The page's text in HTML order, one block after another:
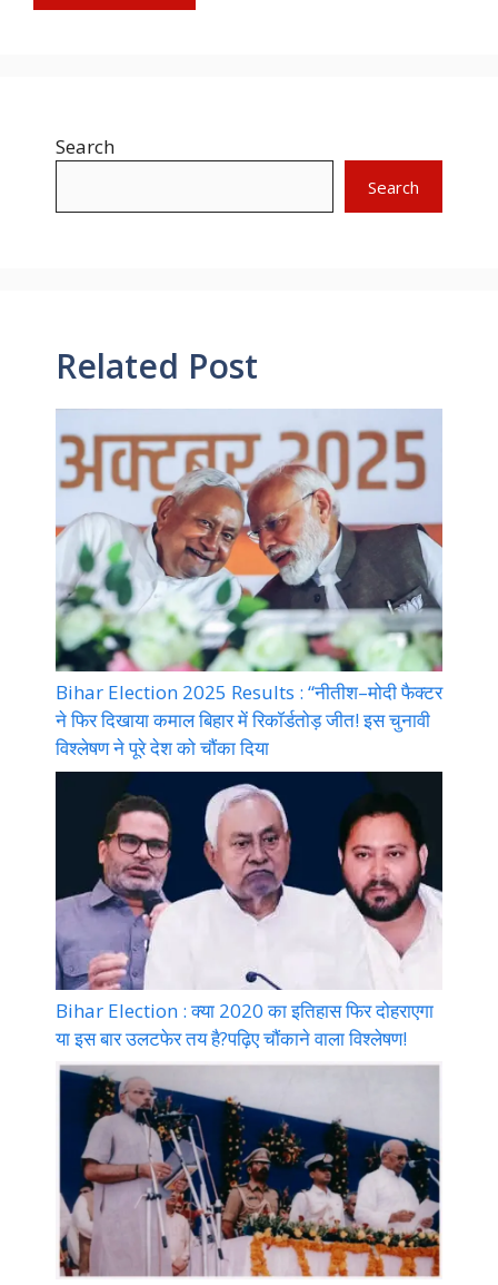
Search
Search
Related Post
Bihar Election 2025 Results : “नीतीश–मोदी फैक्टर
ने फिर दिखाया कमाल बिहार में रिकॉर्डतोड़ जीत! इस चुनावी
विश्लेषण ने पूरे देश को चौंका दिया
Bihar Election : क्या 2020 का इतिहास फिर दोहराएगा
या इस बार उलटफेर तय है?पढ़िए चौंकाने वाला विश्लेषण!